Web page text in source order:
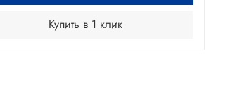
Купить в 1 клик